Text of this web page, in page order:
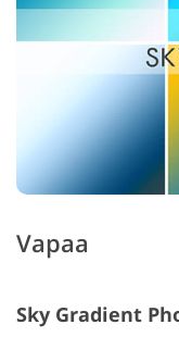
Vapaa
Sky Gradient